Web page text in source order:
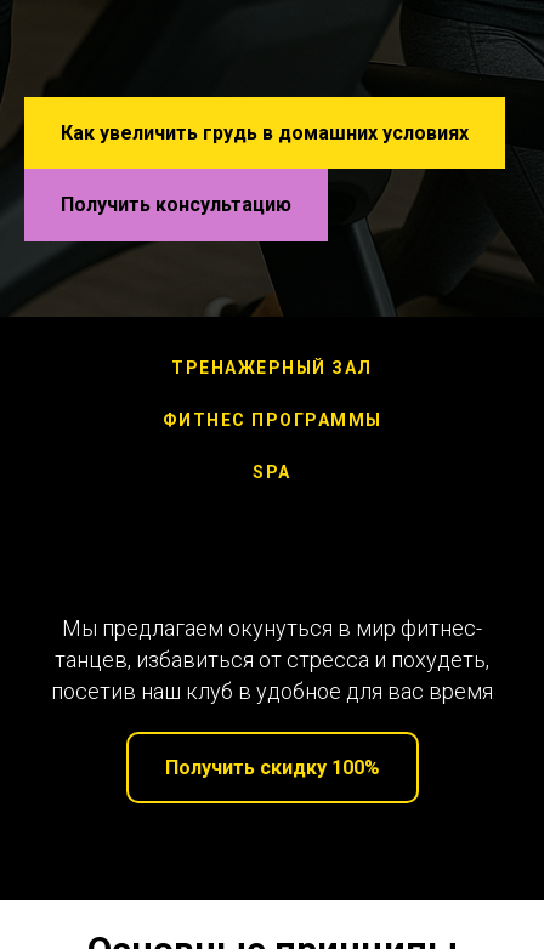
Как увеличить грудь в домашних условиях
Получить консультацию
ТРЕНАЖЕРНЫЙ ЗАЛ
ФИТНЕС ПРОГРАММЫ
SPA
Мы предлагаем окунуться в мир фитнес-
танцев, избавиться от стресса и похудеть,
посетив наш клуб в удобное для вас время
Получить скидку 100%